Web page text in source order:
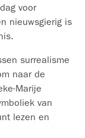
voor
nieuwsgierig is
surrealisme
naar de
Marije
van
lezen en